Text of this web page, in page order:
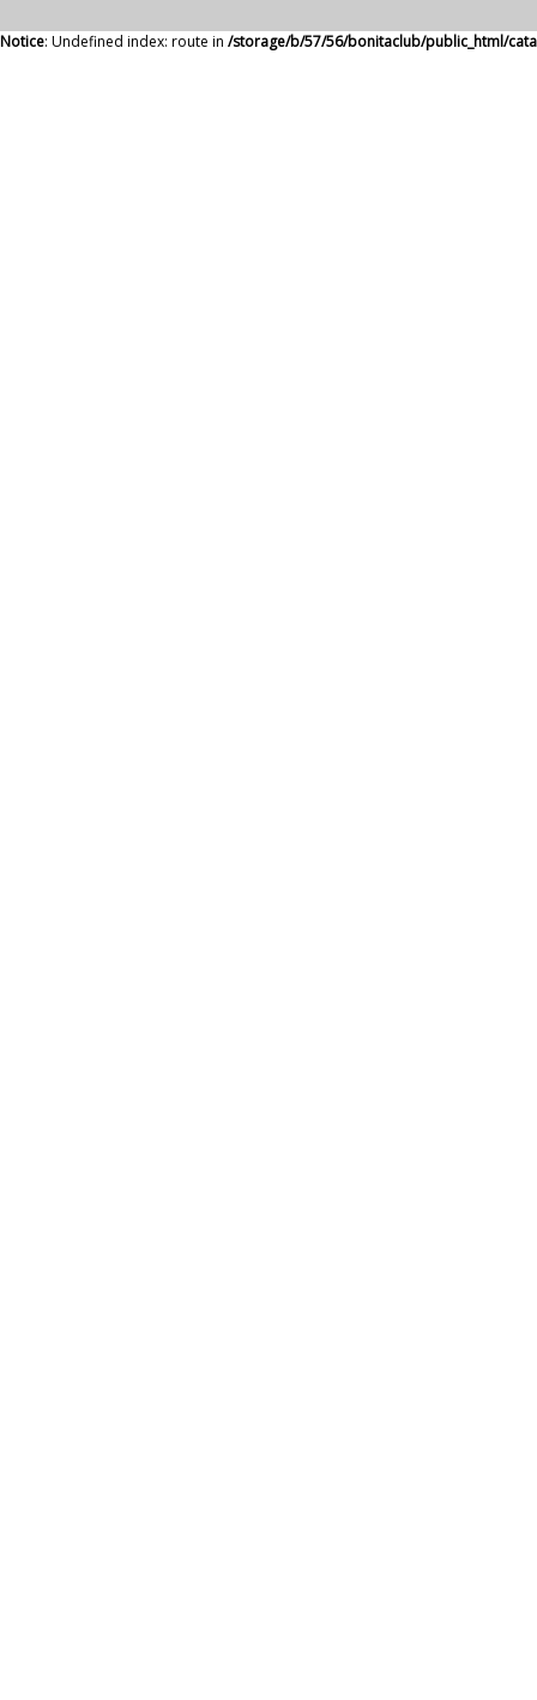
Notice: Undefined index: route in /storage/b/57/56/bonitaclub/public_html/